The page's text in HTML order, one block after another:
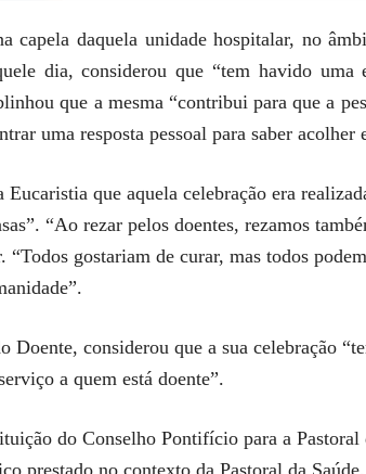
capela daquela unidade hospitalar, no
dia, considerou que “tem havido
que a mesma “contribui para que a
uma resposta pessoal para saber
que aquela celebração era
“Ao rezar pelos doentes, rezamos
gostariam de curar, mas todos
considerou que a sua celebração
a quem está doente”.
do Conselho Pontifício para a
prestado no contexto da Pastoral da